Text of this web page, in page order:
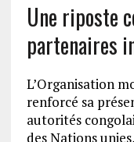
Une riposte
partenaires
L’Organisation
renforcé sa
autorités
des Nations